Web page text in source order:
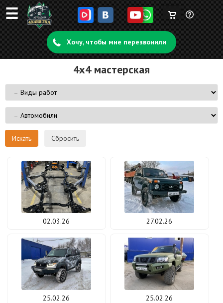
☰ Задать
вопрос
Корзина
пуста
Хочу, чтобы мне перезвонили
4x4 мастерская
Сбросить
02.03.26 27.02.26
25.02.26 25.02.26